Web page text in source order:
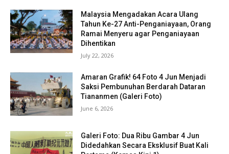
Malaysia Mengadakan Acara Ulang
Tahun Ke-27 Anti-Penganiayaan, Orang
Ramai Menyeru agar Penganiayaan
Dihentikan
July 22, 2026
Amaran Grafik! 64 Foto 4 Jun Menjadi
Saksi Pembunuhan Berdarah Dataran
Tiananmen (Galeri Foto)
June 6, 2026
Galeri Foto: Dua Ribu Gambar 4 Jun
Didedahkan Secara Eksklusif Buat Kali